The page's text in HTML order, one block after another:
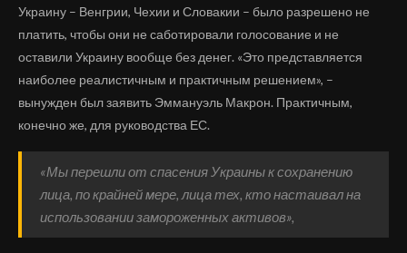
Украину – Венгрии, Чехии и Словакии – было разрешено не
платить, чтобы они не саботировали голосование и не
оставили Украину вообще без денег. «Это представляется
наиболее реалистичным и практичным решением», –
вынужден был заявить Эммануэль Макрон. Практичным,
конечно же, для руководства ЕС.
«Мы перешли от спасения Украины к сохранению
лица, по крайней мере, лица тех, кто настаивал на
использовании замороженных активов»,